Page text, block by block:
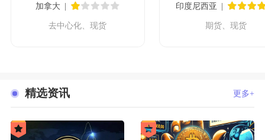
加拿大
去中心化、现货
印度尼西亚
期货、现货
精选资讯 更多+